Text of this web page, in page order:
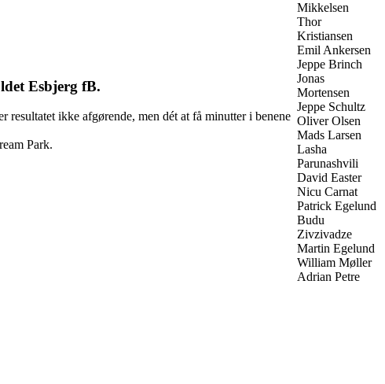
Esbjerg fB.
ikke afgørende, men dét at få minutter i benene
Park.
Mikkelsen
Thor
Kristiansen
Emil Ankersen
Jeppe Brinch
Jonas
Mortensen
Jeppe Schultz
Oliver Olsen
Mads Larsen
Lasha
Parunashvili
David Easter
Nicu Carnat
Patrick Egelund
Budu
Zivzivadze
Martin Egelund
William Møller
Adrian Petre